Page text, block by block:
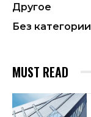
Другое
Без категории
MUST READ